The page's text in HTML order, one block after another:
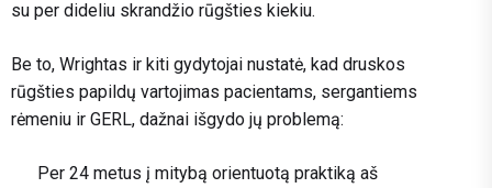
su per dideliu skrandžio rūgšties kiekiu.
Be to, Wrightas ir kiti gydytojai nustatė, kad druskos
rūgšties papildų vartojimas pacientams, sergantiems
rėmeniu ir GERL, dažnai išgydo jų problemą:
Per 24 metus į mitybą orientuotą praktiką aš